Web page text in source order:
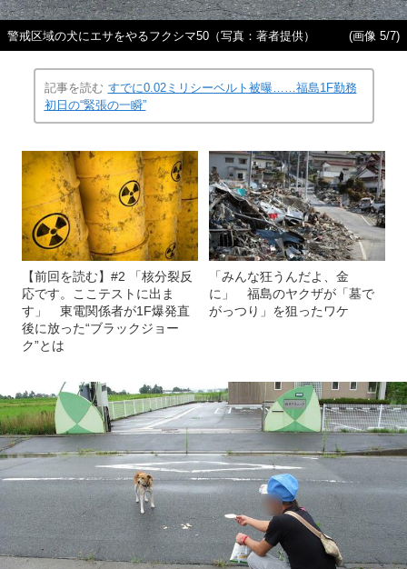
警戒区域の犬にエサをやるフクシマ50（写真：著者提供） (画像 5/7)
記事を読む すでに0.02ミリシーベルト被曝……福島1F勤務
初日の“緊張の一瞬”
【前回を読む】#2 「核分裂反
応です。ここテストに出ま
す」 東電関係者が1F爆発直
後に放った“ブラックジョー
ク”とは
「みんな狂うんだよ、金
に」 福島のヤクザが「墓で
がっつり」を狙ったワケ